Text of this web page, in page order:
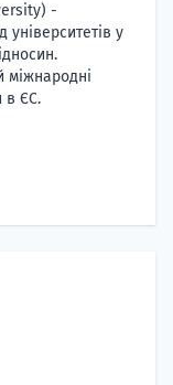
-
у
міжнародні
в ЄС.